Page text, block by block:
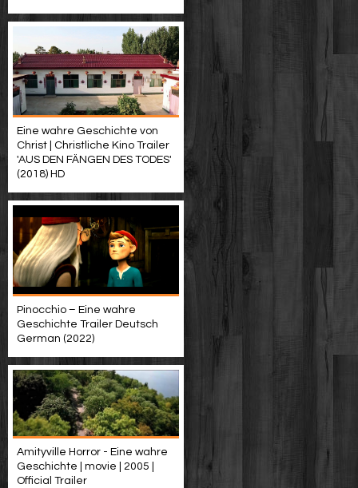
Eine wahre Geschichte von
Christ | Christliche Kino Trailer
'AUS DEN FÄNGEN DES TODES'
(2018) HD
Pinocchio – Eine wahre
Geschichte Trailer Deutsch
German (2022)
Amityville Horror - Eine wahre
Geschichte | movie | 2005 |
Official Trailer